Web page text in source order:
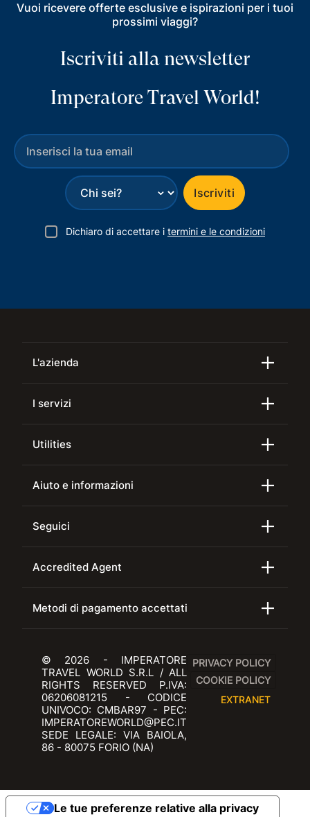
Vuoi ricevere offerte esclusive e ispirazioni per i tuoi
prossimi viaggi?
Iscriviti alla newsletter
Imperatore Travel World!
⌄ Iscriviti
Dichiaro di accettare i termini e le condizioni
L'azienda
I servizi
Utilities
Aiuto e informazioni
Seguici
Accredited Agent
Metodi di pagamento accettati
© 2026 - IMPERATORE
TRAVEL WORLD S.R.L / ALL
RIGHTS RESERVED P.IVA:
06206081215 - CODICE
UNIVOCO: CMBAR97 - PEC:
IMPERATOREWORLD@PEC.IT
SEDE LEGALE: VIA BAIOLA,
86 - 80075 FORIO (NA)
PRIVACY POLICY
COOKIE POLICY
EXTRANET
Le tue preferenze relative alla privacy